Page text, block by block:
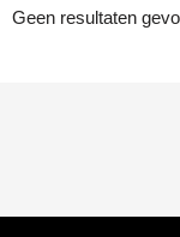
Geen resultaten